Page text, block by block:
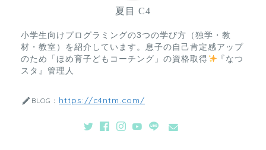
夏目 C4
小学生向けプログラミングの3つの学び方（独学・教
材・教室）を紹介しています。息子の自己肯定感アップ
のため「ほめ育子どもコーチング」の資格取得
『なつ
スタ』管理人
BLOG： https://c4ntm.com/